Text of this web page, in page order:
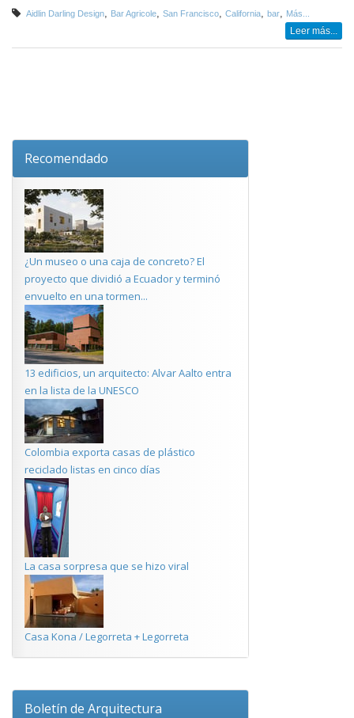
Aidlin Darling Design, Bar Agricole, San Francisco, California, bar, Más...
Leer más...
Recomendado
¿Un museo o una caja de concreto? El
proyecto que dividió a Ecuador y terminó
envuelto en una tormen...
13 edificios, un arquitecto: Alvar Aalto entra
en la lista de la UNESCO
Colombia exporta casas de plástico
reciclado listas en cinco días
La casa sorpresa que se hizo viral
Casa Kona / Legorreta + Legorreta
Boletín de Arquitectura